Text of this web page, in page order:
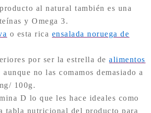
al natural también es una
y Omega 3.
o esta rica ensalada noruega de
por ser la estrella dealimentos
no las comamos demasiado a
100g.
D lo que les hace ideales como
tabla nutricional del producto para